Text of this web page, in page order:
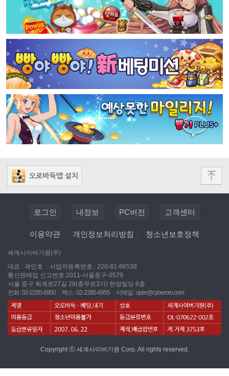
로그인 내정보 PC버전 고객센터
이용약관 개인정보처리방침 청소년보호정책
세계사이버기원(주)
대표 : 곽민호
사업자등록번호 : 220-81-86538
통신판매업 신고번호:2011-서울중구-0579
서울 중구 퇴계로27길 28(충무로3가) 한영빌딩 6층
전화 : 02-2285-6950
팩스 : 02-2285-6955 이메일 :oper@cyberoro.com
Copyright ⓒ 세계사이버기원 Corp. All rights reserved.